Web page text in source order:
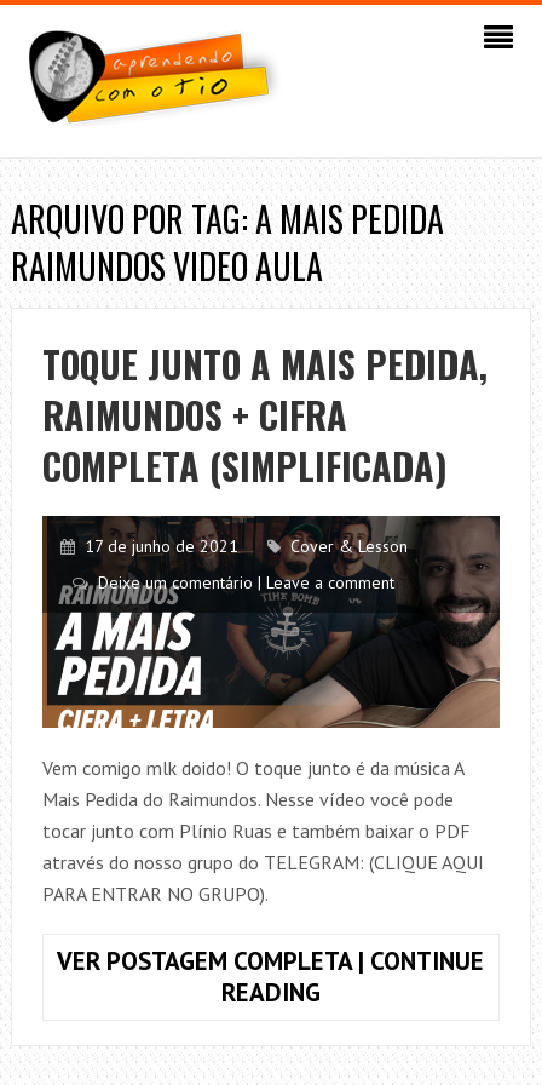
ARQUIVO POR TAG: A MAIS PEDIDA
RAIMUNDOS VIDEO AULA
TOQUE JUNTO A MAIS PEDIDA,
RAIMUNDOS + CIFRA
COMPLETA (SIMPLIFICADA)
17 de junho de 2021
Cover & Lesson
Deixe um comentário | Leave a comment
Vem comigo mlk doido! O toque junto é da música A
Mais Pedida do Raimundos. Nesse vídeo você pode
tocar junto com Plínio Ruas e também baixar o PDF
através do nosso grupo do TELEGRAM: (CLIQUE AQUI
PARA ENTRAR NO GRUPO).
VER POSTAGEM COMPLETA | CONTINUE
READINGTOQUE
A